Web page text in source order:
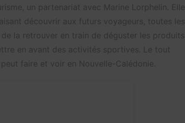
un partenariat avec Marine Lorphelin. Elle
découvrir aux futurs voyageurs, toutes les
de la retrouver en train de déguster les produits
en avant des activités sportives. Le tout
faire et voir en Nouvelle-Calédonie.